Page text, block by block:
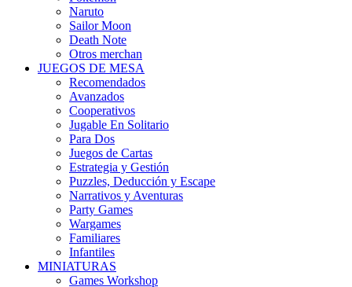
Naruto
Sailor Moon
Death Note
Otros merchan
JUEGOS DE MESA
Recomendados
Avanzados
Cooperativos
Jugable En Solitario
Para Dos
Juegos de Cartas
Estrategia y Gestión
Puzzles, Deducción y Escape
Narrativos y Aventuras
Party Games
Wargames
Familiares
Infantiles
MINIATURAS
Games Workshop